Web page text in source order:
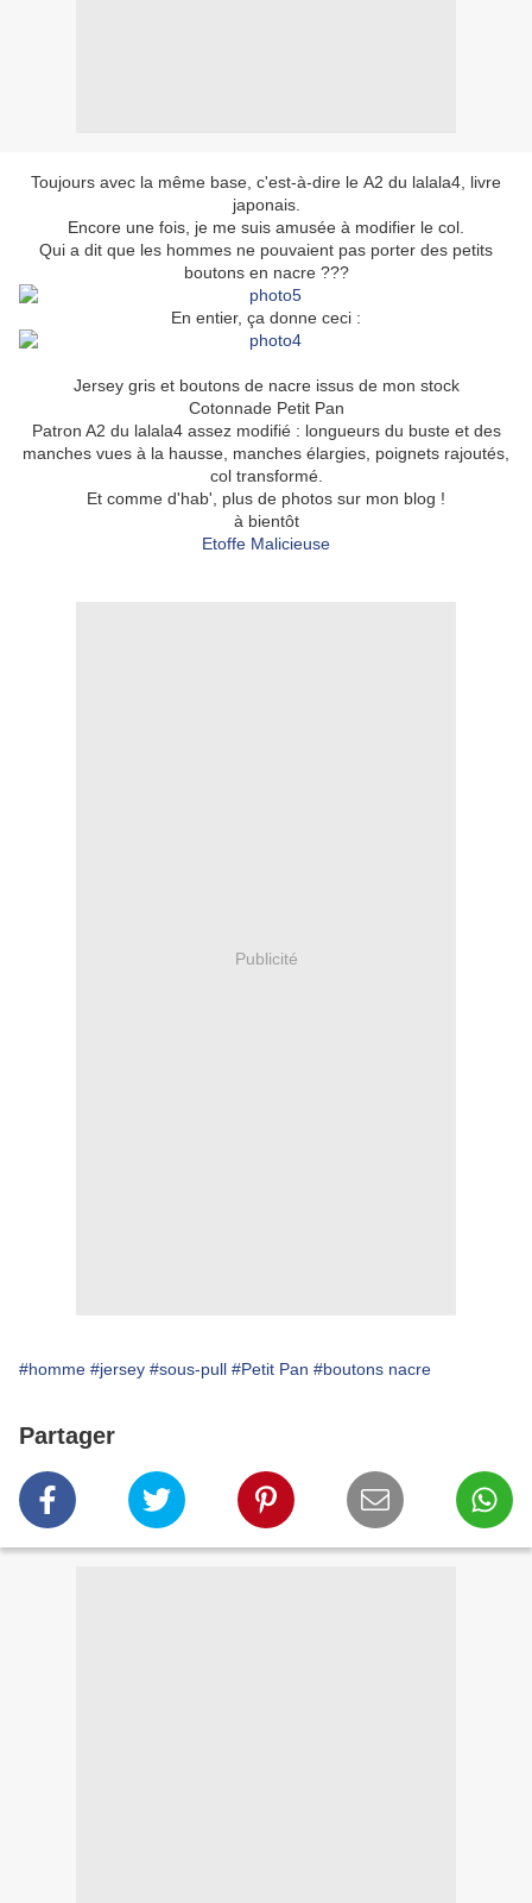
Toujours avec la même base, c'est-à-dire le A2 du lalala4, livre
japonais.
Encore une fois, je me suis amusée à modifier le col.
Qui a dit que les hommes ne pouvaient pas porter des petits
boutons en nacre ???
En entier, ça donne ceci :
Jersey gris et boutons de nacre issus de mon stock
Cotonnade Petit Pan
Patron A2 du lalala4 assez modifié : longueurs du buste et des
manches vues à la hausse, manches élargies, poignets rajoutés,
col transformé.
Et comme d'hab', plus de photos sur mon blog !
à bientôt
Etoffe Malicieuse
Publicité
#homme #jersey #sous-pull #Petit Pan #boutons nacre
Partager